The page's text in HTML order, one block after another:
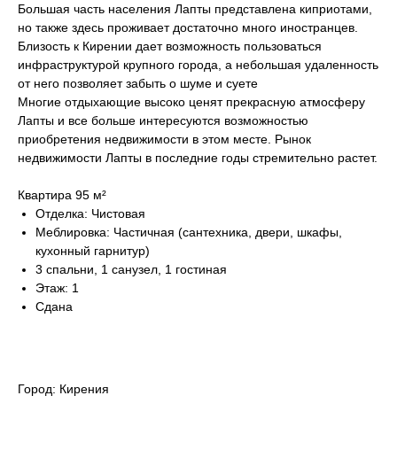
Большая часть населения Лапты представлена киприотами,
но также здесь проживает достаточно много иностранцев.
Близость к Кирении дает возможность пользоваться
инфраструктурой крупного города, а небольшая удаленность
от него позволяет забыть о шуме и суете
Многие отдыхающие высоко ценят прекрасную атмосферу
Лапты и все больше интересуются возможностью
приобретения недвижимости в этом месте. Рынок
недвижимости Лапты в последние годы стремительно растет.
Квартира 95 м²
Отделка: Чистовая
Меблировка: Частичная (сантехника, двери, шкафы,
кухонный гарнитур)
3 спальни, 1 санузел, 1 гостиная
Этаж: 1
Сдана
Город: Кирения